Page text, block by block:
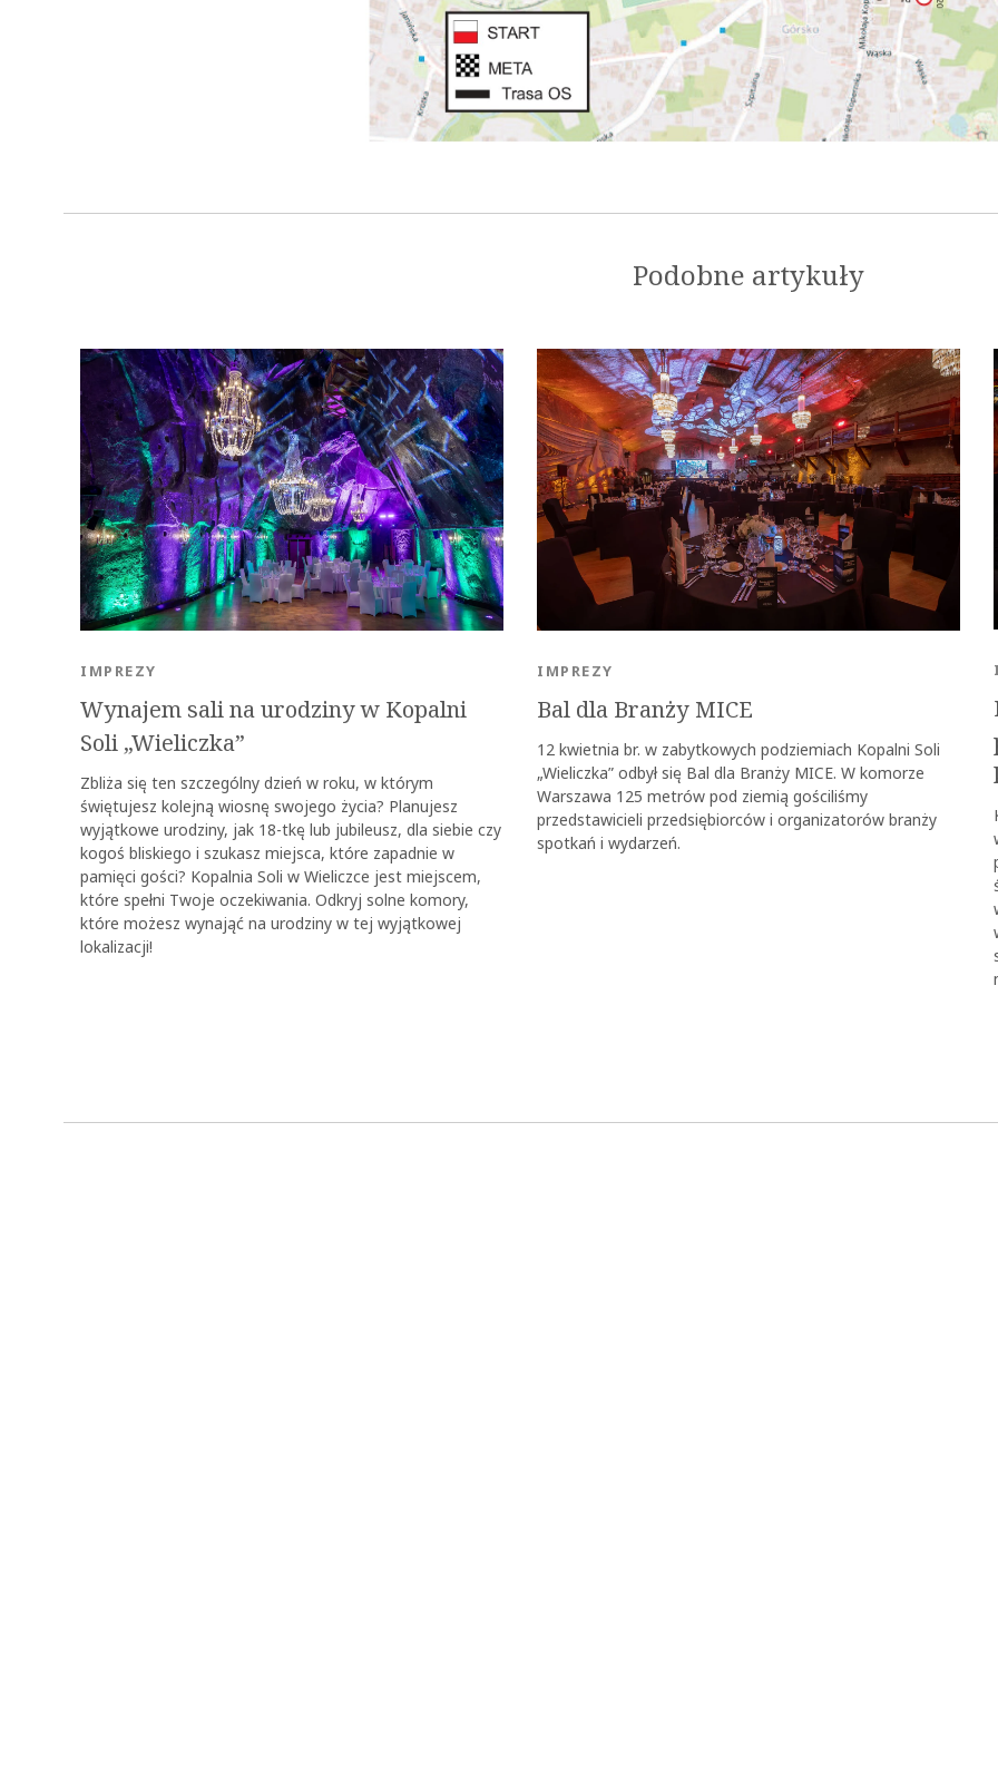
Podobne artykuły
Wynajem sali na urodziny w Kopalni
Soli „Wieliczka”
IMPREZY
Zbliża się ten szczególny dzień w roku, w którym
świętujesz kolejną wiosnę swojego życia? Planujesz
wyjątkowe urodziny, jak 18-tkę lub jubileusz, dla siebie czy
kogoś bliskiego i szukasz miejsca, które zapadnie w
pamięci gości? Kopalnia Soli w Wieliczce jest miejscem,
które spełni Twoje oczekiwania. Odkryj solne komory,
które możesz wynająć na urodziny w tej wyjątkowej
lokalizacji!
Bal dla Branży MICE
IMPREZY
12 kwietnia br. w zabytkowych podziemiach Kopalni Soli
„Wieliczka” odbył się Bal dla Branży MICE. W komorze
Warszawa 125 metrów pod ziemią gościliśmy
przedstawicieli przedsiębiorców i organizatorów branży
spotkań i wydarzeń.